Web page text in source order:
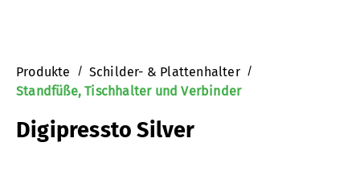
Produkte / Schilder- & Plattenhalter /
Standfüße, Tischhalter und Verbinder
Digipressto Silver